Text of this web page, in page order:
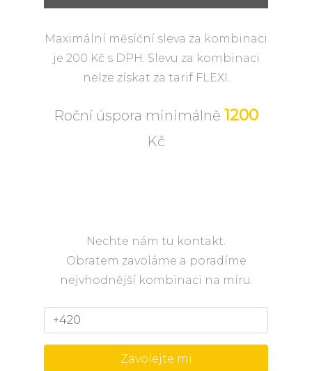
Maximální měsíční sleva za kombinaci
je 200 Kč s DPH. Slevu za kombinaci
nelze získat za tarif FLEXI.
Roční úspora minimálně 1200
Kč
Nechte nám tu kontakt.
Obratem zavoláme a poradíme
nejvhodnější kombinaci na míru.